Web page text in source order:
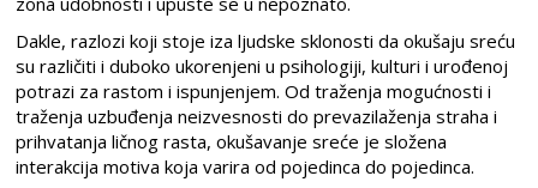
Dakle, razlozi koji stoje iza ljudske sklonosti da okušaju sreću
su različiti i duboko ukorenjeni u psihologiji, kulturi i urođenoj
potrazi za rastom i ispunjenjem. Od traženja mogućnosti i
traženja uzbuđenja neizvesnosti do prevazilaženja straha i
prihvatanja ličnog rasta, okušavanje sreće je složena
interakcija motiva koja varira od pojedinca do pojedinca.